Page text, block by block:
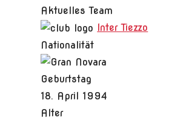
Aktuelles Team
Inter Tiezzo
Nationalität
Geburtstag
18. April 1994
Alter